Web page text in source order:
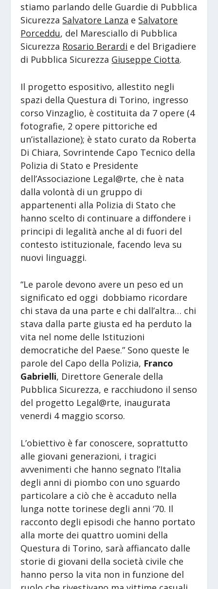
stiamo parlando delle Guardie di Pubblica
Sicurezza Salvatore Lanza e Salvatore
Porceddu, del Maresciallo di Pubblica
Sicurezza Rosario Berardi e del Brigadiere
di Pubblica Sicurezza Giuseppe Ciotta.
Il progetto espositivo, allestito negli
spazi della Questura di Torino, ingresso
corso Vinzaglio, è costituita da 7 opere (4
fotografie, 2 opere pittoriche ed
un’istallazione); è stato curato da Roberta
Di Chiara, Sovrintende Capo Tecnico della
Polizia di Stato e Presidente
dell’Associazione Legal@rte, che è nata
dalla volontà di un gruppo di
appartenenti alla Polizia di Stato che
hanno scelto di continuare a diffondere i
principi di legalità anche al di fuori del
contesto istituzionale, facendo leva su
nuovi linguaggi.
“Le parole devono avere un peso ed un
significato ed oggi dobbiamo ricordare
chi stava da una parte e chi dall’altra… chi
stava dalla parte giusta ed ha perduto la
vita nel nome delle Istituzioni
democratiche del Paese.” Sono queste le
parole del Capo della Polizia, Franco
Gabrielli, Direttore Generale della
Pubblica Sicurezza, e racchiudono il senso
del progetto Legal@rte, inaugurata
venerdi 4 maggio scorso.
L’obiettivo è far conoscere, soprattutto
alle giovani generazioni, i tragici
avvenimenti che hanno segnato l’Italia
degli anni di piombo con uno sguardo
particolare a ciò che è accaduto nella
lunga notte torinese degli anni ‘70. Il
racconto degli episodi che hanno portato
alla morte dei quattro uomini della
Questura di Torino, sarà affiancato dalle
storie di giovani della società civile che
hanno perso la vita non in funzione del